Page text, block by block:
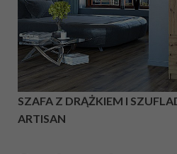
SZAFA Z DRĄŻKIEM I
ARTISAN